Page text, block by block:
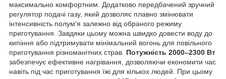
максимально комфортним. Додатково передбачений зручний
регулятор подачі газу, який дозволяє плавно змінювати
інтенсивність полум'я залежно від обраного режиму
приготування. Завдяки цьому можна швидко довести воду до
кипіння або підтримувати мінімальний вогонь для повільного
приготування різноманітних страв. Потужність 2000–2300 Вт
забезпечує ефективне нагрівання, дозволяючи економити час
навіть під час приготування їжі для кількох людей. При цьому